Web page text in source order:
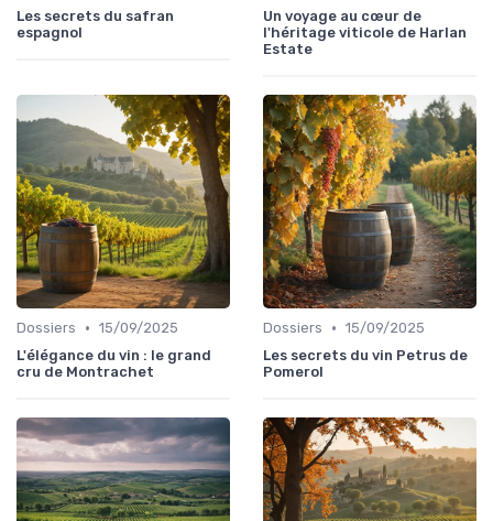
Les secrets du safran
espagnol
Un voyage au cœur de
l'héritage viticole de Harlan
Estate
Dossiers • 15/09/2025
L'élégance du vin : le grand
cru de Montrachet
Dossiers • 15/09/2025
Les secrets du vin Petrus de
Pomerol